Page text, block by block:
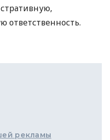
ответственность.
рекламы